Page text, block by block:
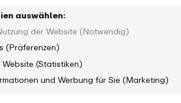
auswählen:
der Website (Notwendig)
(Präferenzen)
(Statistiken)
und Werbung für Sie (Marketing)